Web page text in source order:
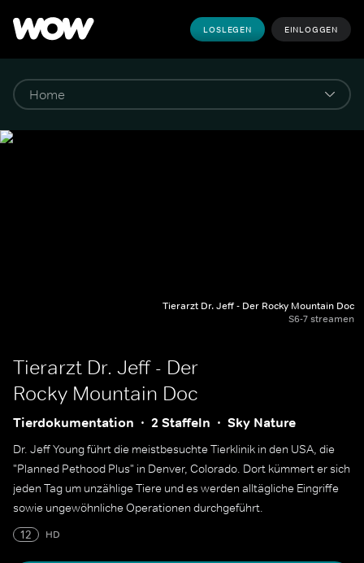
LOSLEGEN EINLOGGEN
Tierarzt Dr. Jeff - Der Rocky Mountain Doc
S6-7 streamen
Tierarzt Dr. Jeff - Der
Rocky Mountain Doc
Tierdokumentation 2 Staffeln Sky Nature
Dr. Jeff Young führt die meistbesuchte Tierklinik in den USA, die
"Planned Pethood Plus" in Denver, Colorado. Dort kümmert er sich
jeden Tag um unzählige Tiere und es werden alltägliche Eingriffe
sowie ungewöhnliche Operationen durchgeführt.
12
HD